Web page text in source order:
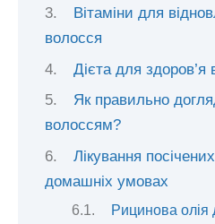
Вітаміни для
волосся
Дієта для здоров’я
Як правильно
волоссям?
Лікування
домашніх умовах
Рицинова